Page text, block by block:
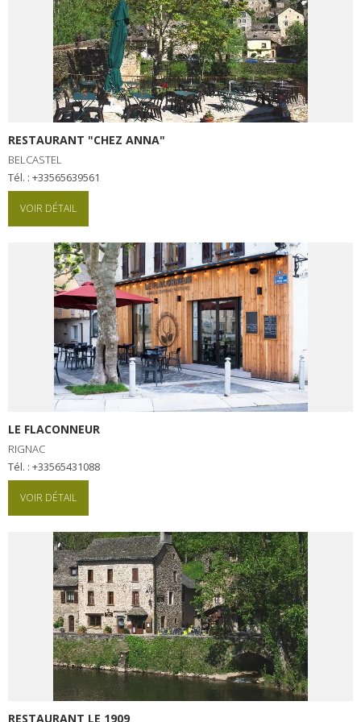
RESTAURANT "CHEZ ANNA"
BELCASTEL
Tél. : +33565639561
VOIR DÉTAIL
LE FLACONNEUR
RIGNAC
Tél. : +33565431088
VOIR DÉTAIL
RESTAURANT LE 1909